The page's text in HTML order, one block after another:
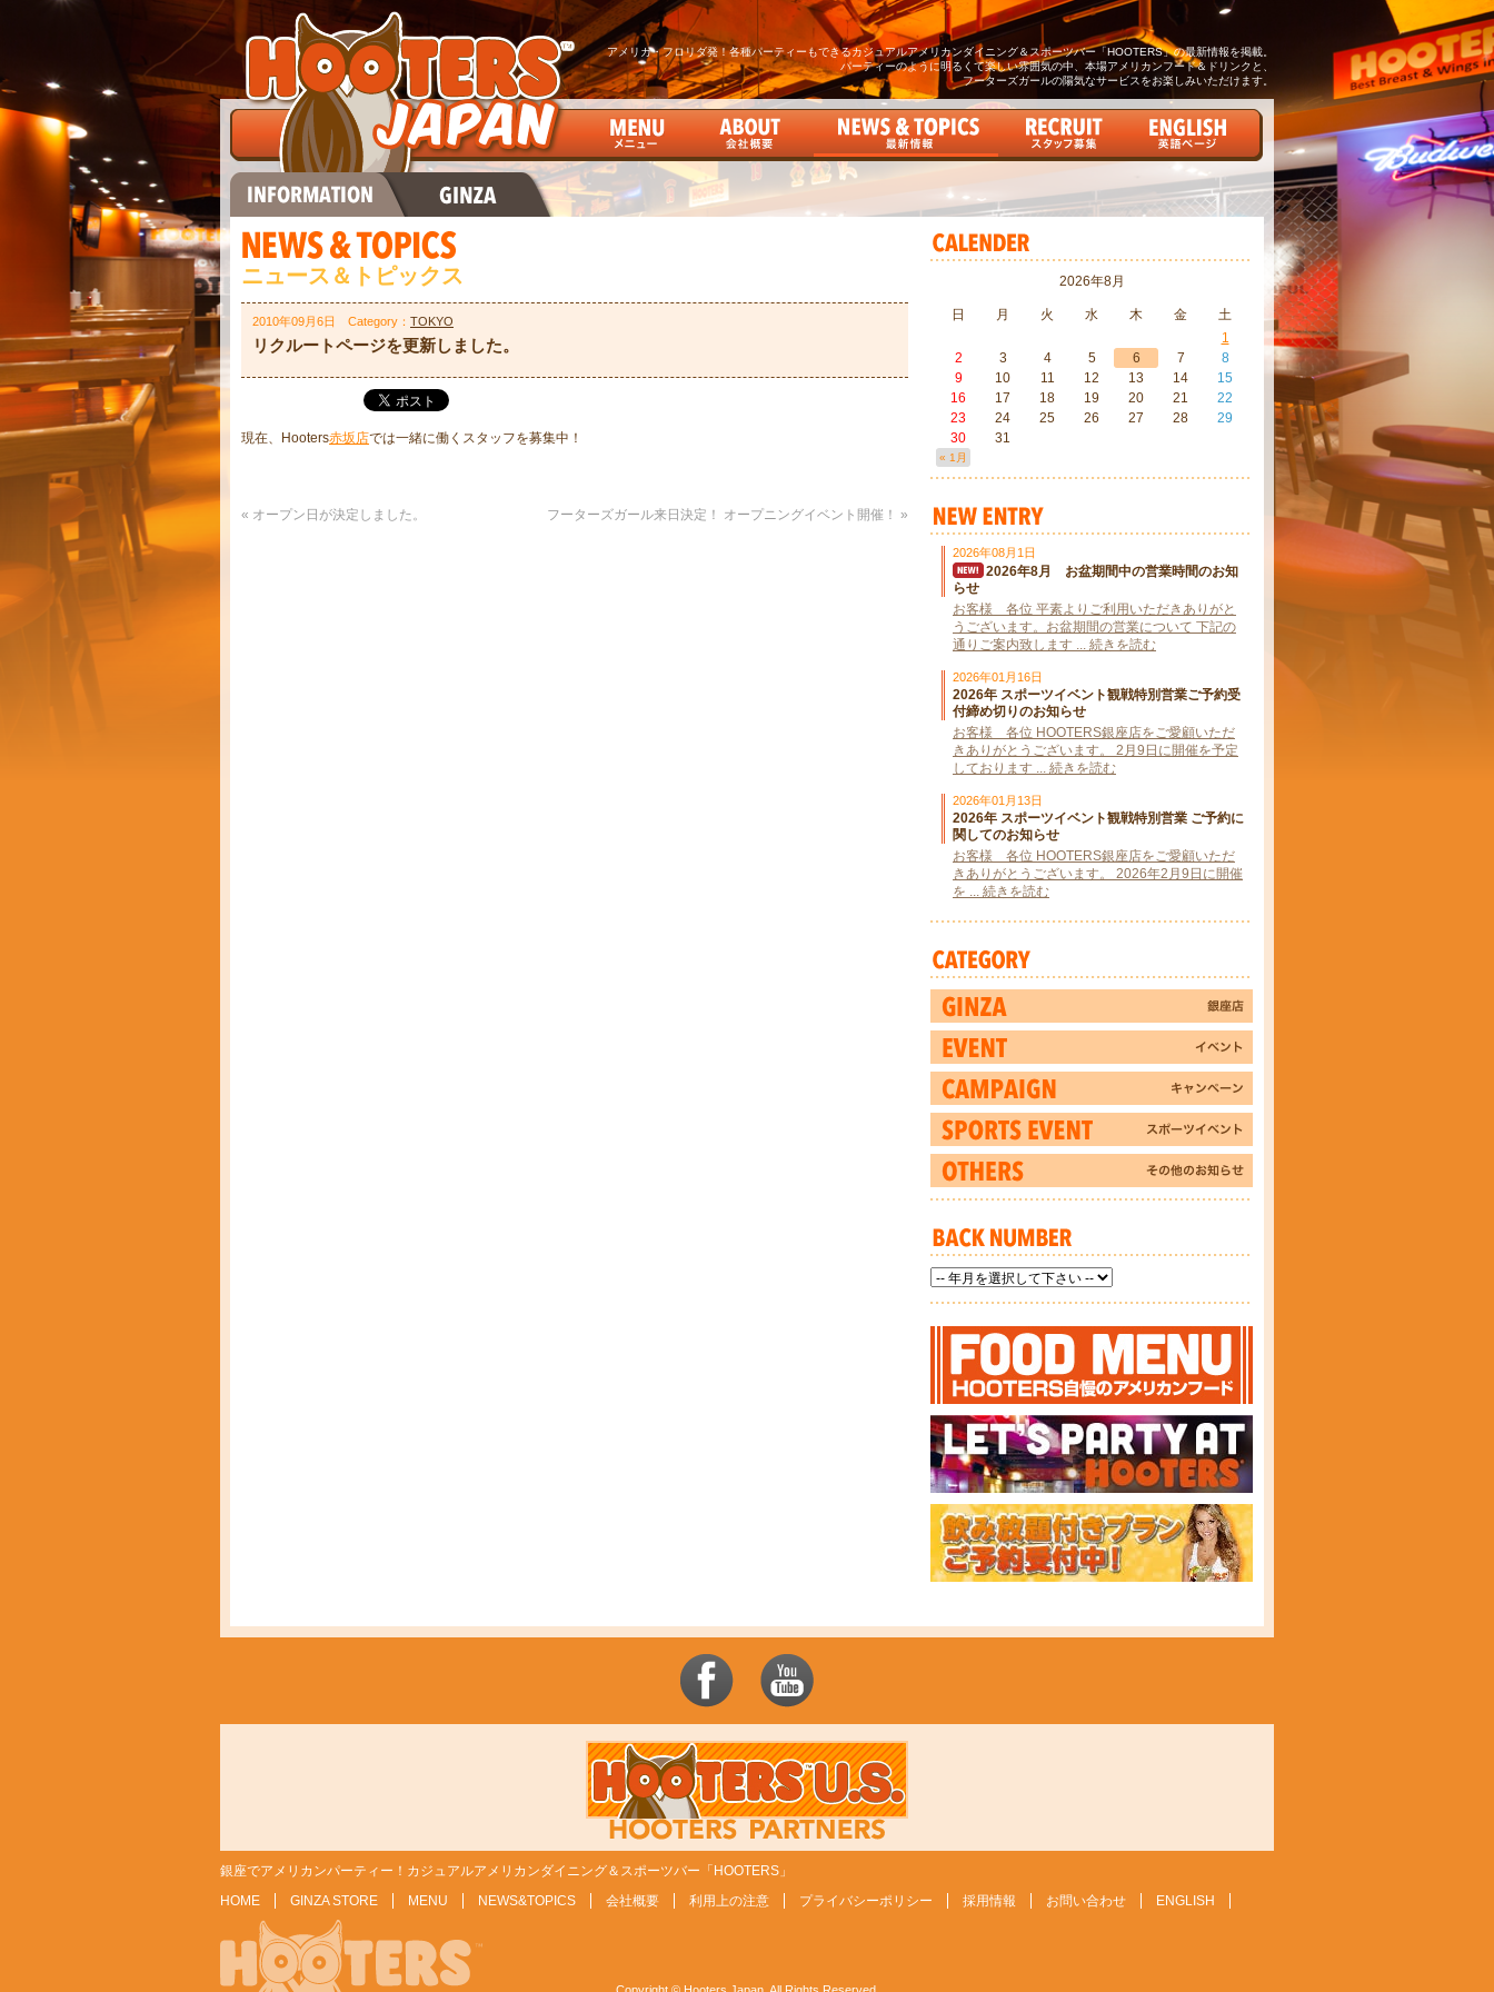
アメリカ・フロリダ発！各種パーティーもできるカジュアルアメリカンダイニング＆スポーツバー「HOOTERS」の最新情報を掲載。
パーティーのように明るくて楽しい雰囲気の中、本場アメリカンフード＆ドリンクと、
フーターズガールの陽気なサービスをお楽しみいただけます。
ニュース＆トピックス
2010年09月6日 Category： TOKYO
リクルートページを更新しました。
現在、Hooters赤坂店では一緒に働くスタッフを募集中！
« オープン日が決定しました。 フーターズガール来日決定！ オープニングイベント開催！ »
2026年8月
日 月 火 水 木 金 土
« 1月
1
2
3 4 5 6 7
8
9
10 11 12 13 14
15
16
17 18 19 20 21
22
23
24 25 26 27 28
29
30
31
2026年08月1日
2026年8月 お盆期間中の営業時間のお知
らせ
お客様 各位 平素よりご利用いただきありがと
うございます。お盆期間の営業について 下記の
通りご案内致します ... 続きを読む
2026年01月16日
2026年 スポーツイベント観戦特別営業ご予約受
付締め切りのお知らせ
お客様 各位 HOOTERS銀座店をご愛顧いただ
きありがとうございます。 2月9日に開催を予定
しております ... 続きを読む
2026年01月13日
2026年 スポーツイベント観戦特別営業 ご予約に
関してのお知らせ
お客様 各位 HOOTERS銀座店をご愛顧いただ
きありがとうございます。 2026年2月9日に開催
を ... 続きを読む
銀座でアメリカンパーティー！カジュアルアメリカンダイニング＆スポーツバー「HOOTERS」
HOME
GINZA STORE MENU NEWS&TOPICS 会社概要 利用上の注意 プライバシーポリシー 採用情報 お問い合わせ ENGLISH